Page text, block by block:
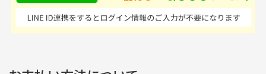
んの商品がアップされて
いるので新作チェックす
た 「フロント部分に汚
れあり」と記載ありまし
商品発送となります。
ご注文頂いてから7日以内をお振込み期限とさせ
りますのでご了承くださいませ。
商品説明に記載されていない汚れやダメージがある商品
の場合